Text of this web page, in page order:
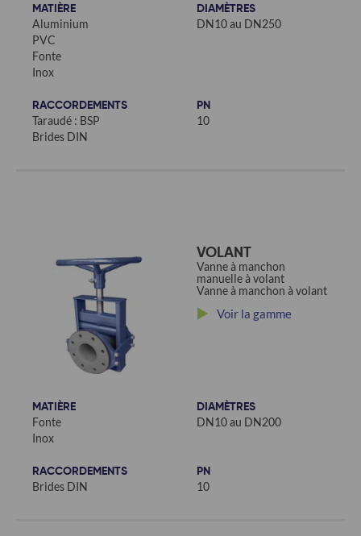
MATIÈRE
Aluminium
PVC
Fonte
Inox
DIAMÈTRES
DN10 au DN250
RACCORDEMENTS
Taraudé : BSP
Brides DIN
PN
10
VOLANT
Vanne à manchon
manuelle à volant
Vanne à manchon à volant
Voir la gamme
MATIÈRE
Fonte
Inox
DIAMÈTRES
DN10 au DN200
RACCORDEMENTS
Brides DIN
PN
10